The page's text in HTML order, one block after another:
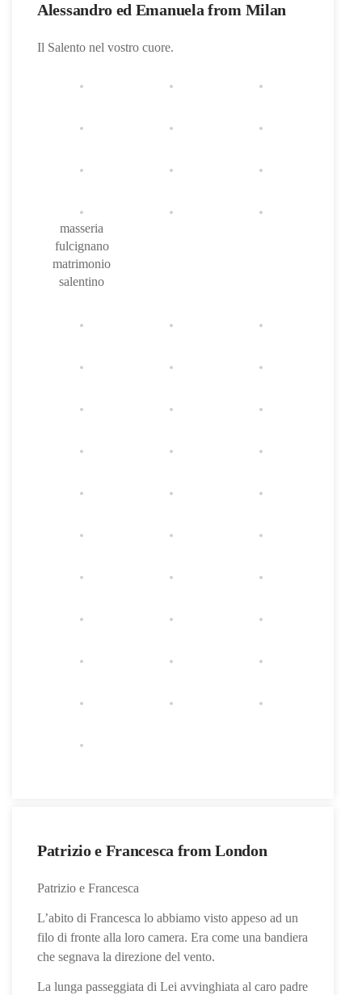
Alessandro ed Emanuela from Milan
Il Salento nel vostro cuore.
masseria
fulcignano
matrimonio
salentino
Patrizio e Francesca from London
Patrizio e Francesca
L’abito di Francesca lo abbiamo visto appeso ad un
filo di fronte alla loro camera. Era come una bandiera
che segnava la direzione del vento.
La lunga passeggiata di Lei avvinghiata al caro padre